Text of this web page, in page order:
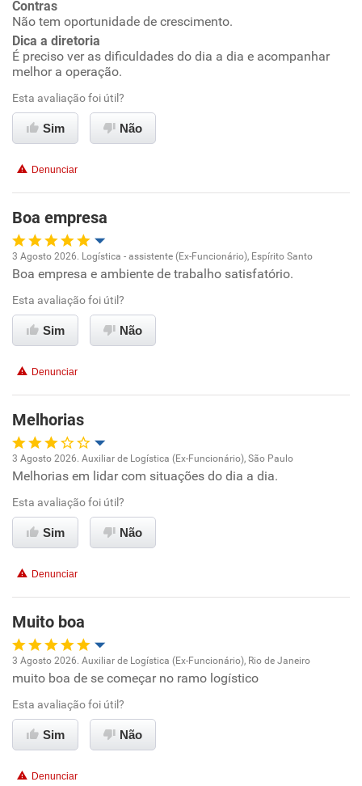
Benefícios
Recomenda esta empresa
Não recomenda a diretoria
Contras
Não tem oportunidade de crescimento.
Dica a diretoria
É preciso ver as dificuldades do dia a dia e acompanhar
melhor a operação.
Esta avaliação foi útil?
Sim Não
Denunciar
Boa empresa
Oportunidade de promoção
Ambiente de trabalho
Benefícios
Recomenda esta empresa
3 Agosto 2026. Logística - assistente (Ex-Funcionário), Espírito Santo
Boa empresa e ambiente de trabalho satisfatório.
Esta avaliação foi útil?
Sim Não
Denunciar
Melhorias
Oportunidade de promoção
Ambiente de trabalho
Benefícios
Recomenda esta empresa
Recomenda a diretoria
3 Agosto 2026. Auxiliar de Logística (Ex-Funcionário), São Paulo
Melhorias em lidar com situações do dia a dia.
Esta avaliação foi útil?
Sim Não
Denunciar
Muito boa
Oportunidade de promoção
Ambiente de trabalho
3 Agosto 2026. Auxiliar de Logística (Ex-Funcionário), Rio de Janeiro
muito boa de se começar no ramo logístico
Esta avaliação foi útil?
Sim Não
Denunciar